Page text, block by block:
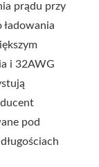
prądu przy
ładowania
i 32AWG
pod